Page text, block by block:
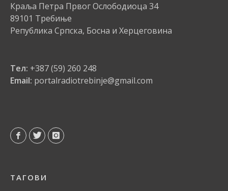
Краља Петра Првог Ослободиоца 34
89101 Требиње
Република Српска, Босна и Херцеговина
Тел: +387 (59) 260 248
Email: portalradiotrebinje@gmail.com
ТАГОВИ